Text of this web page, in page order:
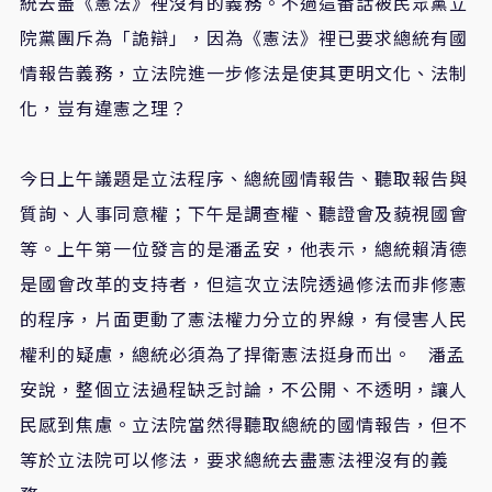
院黨團斥為「詭辯」，因為《憲法》裡已要求總統有國
情報告義務，立法院進一步修法是使其更明文化、法制
化，豈有違憲之理？
今日上午議題是立法程序、總統國情報告、聽取報告與
質詢、人事同意權；下午是調查權、聽證會及藐視國會
等。上午第一位發言的是潘孟安，他表示，總統賴清德
是國會改革的支持者，但這次立法院透過修法而非修憲
的程序，片面更動了憲法權力分立的界線，有侵害人民
權利的疑慮，總統必須為了捍衛憲法挺身而出。 潘孟
安說，整個立法過程缺乏討論，不公開、不透明，讓人
民感到焦慮。立法院當然得聽取總統的國情報告，但不
等於立法院可以修法，要求總統去盡憲法裡沒有的義